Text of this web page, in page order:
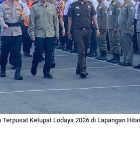
Ketupat Lodaya 2026 di Lapangan